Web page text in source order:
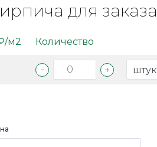
для
м2 Количество